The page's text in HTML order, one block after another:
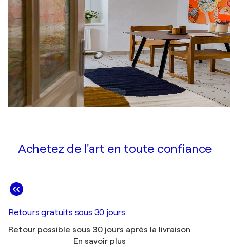
Achetez de l'art en toute confiance
Retours gratuits sous 30 jours
Retour possible sous 30 jours après la livraison
En savoir plus